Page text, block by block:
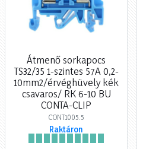
Átmenő sorkapocs
TS32/35 1-szintes 57A 0,2-
10mm2/érvéghüvely kék
csavaros/ RK 6-10 BU
CONTA-CLIP
CONT1005.5
Raktáron